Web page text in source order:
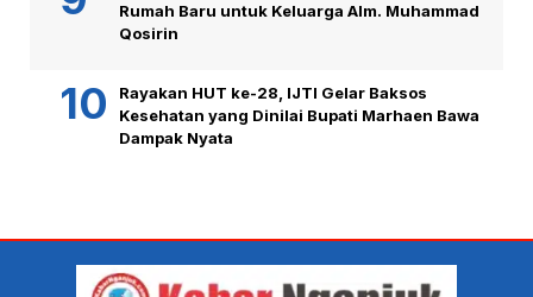
Rumah Baru untuk Keluarga Alm. Muhammad
Qosirin
Rayakan HUT ke-28, IJTI Gelar Baksos
Kesehatan yang Dinilai Bupati Marhaen Bawa
Dampak Nyata